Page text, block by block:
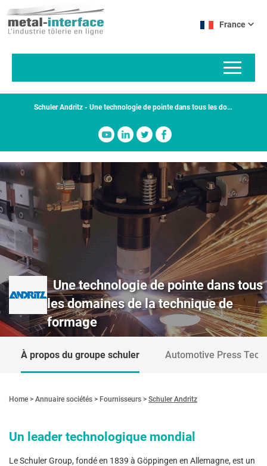
au
contenu
France
Schuler Andritz - Une technologie de pointe dans tous les domaines de la technique de formage
Une technologie de pointe dans tous
les domaines de la technique de
formage
À propos du groupe schuler Automotive Press
Home Annuaire sociétés Fournisseurs Schuler Andritz
Un leader technologique mondial
Le Schuler Group, fondé en 1839 à Göppingen en Allemagne, est un